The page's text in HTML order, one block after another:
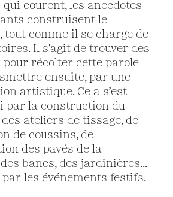
courent, les anecdotes
construisent le
comme il se charge de
Il s'agit de trouver des
pour récolter cette parole
ensuite, par une
artistique. Cela s’est
par la construction du
ateliers de tissage, de
de coussins, de
des pavés de la
bancs, des jardinières...
les événements festifs.